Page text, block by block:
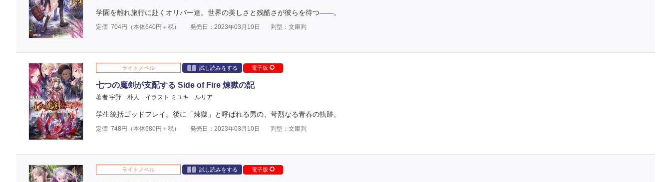
学園を離れ旅行に赴くオリバー達。世界の美しさと残酷さが彼らを待つ――。
定価 704円（本体640円＋税） 発売日：2023年03月10日 判型：文庫判
ライトノベル 試し読みをする 電子版
七つの魔剣が支配する Side of Fire 煉獄の記
著者 宇野 朴人 イラスト ミユキ ルリア
学生統括ゴッドフレイ。後に「煉獄」と呼ばれる男の、苛烈なる青春の軌跡。
定価 748 円（本体680円＋税） 発売日：2023年03月10日 判型：文庫判
ライトノベル 試し読みをする 電子版